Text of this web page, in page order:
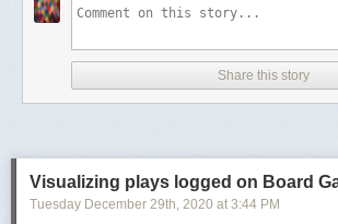
Share this story
Visualizing plays logged on Board
Tuesday December 29th, 2020 at 3:44 PM